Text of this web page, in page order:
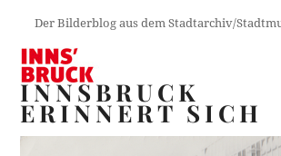
Der Bilderblog aus dem Stadtarchiv/
INNSBRUCK
ERINNERT SICH